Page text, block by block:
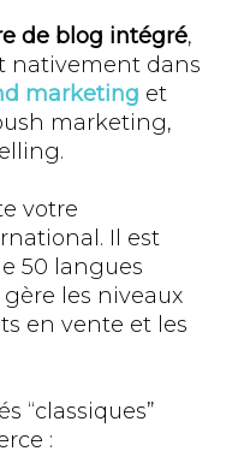
de blog intégré,
nativement dans
marketing et
marketing,
votre
Il est
50 langues
les niveaux
en vente et les
“classiques”
: